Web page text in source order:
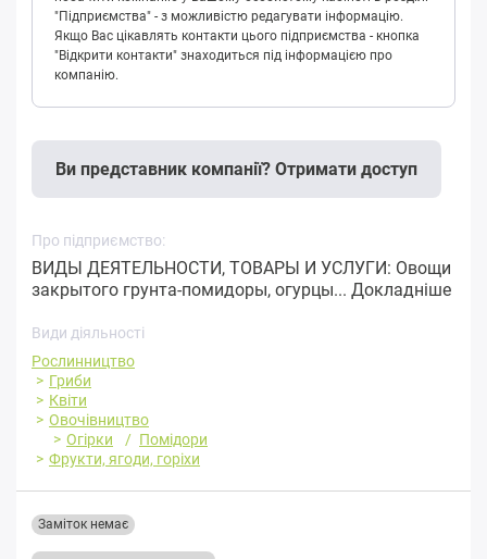
"Підприємства" - з можливістю редагувати інформацію.
Якщо Вас цікавлять контакти цього підприємства - кнопка
"Відкрити контакти" знаходиться під інформацією про
компанію.
Ви представник компанії? Отримати доступ
Про підприємство:
ВИДЫ ДЕЯТЕЛЬНОСТИ, ТОВАРЫ И УСЛУГИ: Овощи
закрытого грунта-помидоры, огурцы... Докладніше
Види діяльності
Рослинництво
Гриби
Квіти
Овочівництво
Огірки
Помідори
Фрукти, ягоди, горіхи
Заміток немає